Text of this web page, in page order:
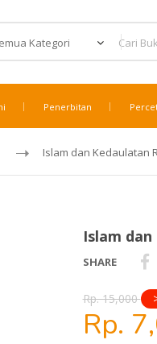
Penerbitan
Islam dan Kedaulatan
Islam
SHARE
Rp. 15,000
Rp.